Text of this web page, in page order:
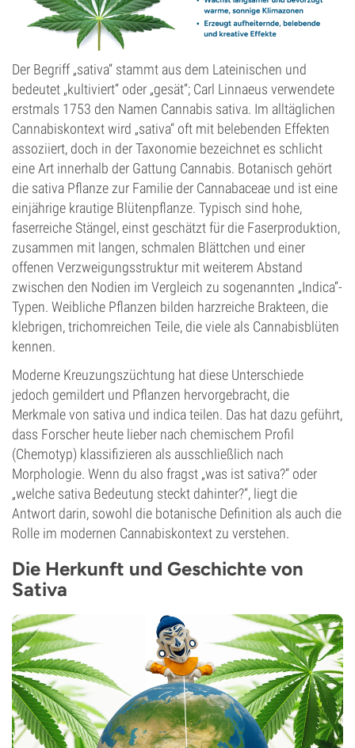
Der Begriff „sativa“ stammt aus dem Lateinischen und
bedeutet „kultiviert“ oder „gesät“; Carl Linnaeus verwendete
erstmals 1753 den Namen Cannabis sativa. Im alltäglichen
Cannabiskontext wird „sativa“ oft mit belebenden Effekten
assoziiert, doch in der Taxonomie bezeichnet es schlicht
eine Art innerhalb der Gattung Cannabis. Botanisch gehört
die sativa Pflanze zur Familie der Cannabaceae und ist eine
einjährige krautige Blütenpflanze. Typisch sind hohe,
faserreiche Stängel, einst geschätzt für die Faserproduktion,
zusammen mit langen, schmalen Blättchen und einer
offenen Verzweigungsstruktur mit weiterem Abstand
zwischen den Nodien im Vergleich zu sogenannten „Indica“-
Typen. Weibliche Pflanzen bilden harzreiche Brakteen, die
klebrigen, trichomreichen Teile, die viele als Cannabisblüten
kennen.
Moderne Kreuzungszüchtung hat diese Unterschiede
jedoch gemildert und Pflanzen hervorgebracht, die
Merkmale von sativa und indica teilen. Das hat dazu geführt,
dass Forscher heute lieber nach chemischem Profil
(Chemotyp) klassifizieren als ausschließlich nach
Morphologie. Wenn du also fragst „was ist sativa?“ oder
„welche sativa Bedeutung steckt dahinter?“, liegt die
Antwort darin, sowohl die botanische Definition als auch die
Rolle im modernen Cannabiskontext zu verstehen.
Die Herkunft und Geschichte von
Sativa